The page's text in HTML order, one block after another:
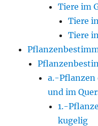
Tiere im
Tiere
Tiere
a.-Pflanzen
und im
1.-
kugelig